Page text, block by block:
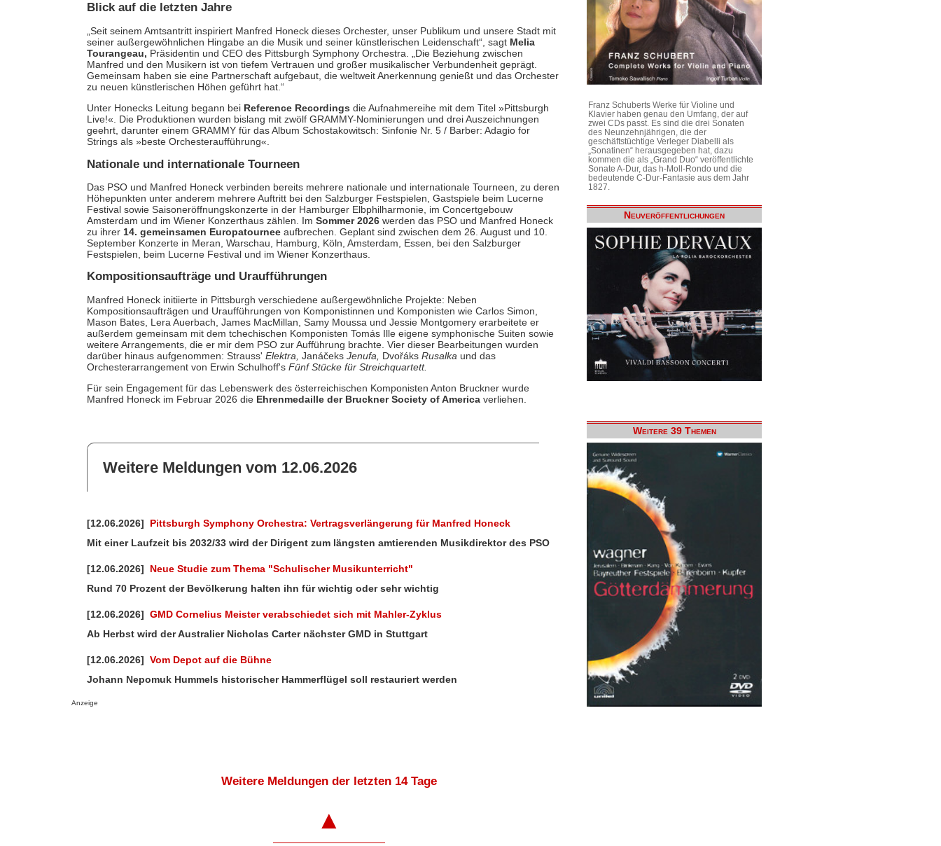
Blick auf die letzten Jahre
„Seit seinem Amtsantritt inspiriert Manfred Honeck dieses Orchester, unser Publikum und unsere Stadt mit
seiner außergewöhnlichen Hingabe an die Musik und seiner künstlerischen Leidenschaft“, sagt Melia
Tourangeau, Präsidentin und CEO des Pittsburgh Symphony Orchestra. „Die Beziehung zwischen
Manfred und den Musikern ist von tiefem Vertrauen und großer musikalischer Verbundenheit geprägt.
Gemeinsam haben sie eine Partnerschaft aufgebaut, die weltweit Anerkennung genießt und das Orchester
zu neuen künstlerischen Höhen geführt hat.“
Unter Honecks Leitung begann bei Reference Recordings die Aufnahmereihe mit dem Titel »Pittsburgh
Live!«. Die Produktionen wurden bislang mit zwölf GRAMMY-Nominierungen und drei Auszeichnungen
geehrt, darunter einem GRAMMY für das Album Schostakowitsch: Sinfonie Nr. 5 / Barber: Adagio for
Strings als »beste Orchesteraufführung«.
Nationale und internationale Tourneen
Das PSO und Manfred Honeck verbinden bereits mehrere nationale und internationale Tourneen, zu deren
Höhepunkten unter anderem mehrere Auftritt bei den Salzburger Festspielen, Gastspiele beim Lucerne
Festival sowie Saisoneröffnungskonzerte in der Hamburger Elbphilharmonie, im Concertgebouw
Amsterdam und im Wiener Konzerthaus zählen. Im Sommer 2026werden das PSO und Manfred Honeck
zu ihrer 14. gemeinsamen Europatourneeaufbrechen. Geplant sind zwischen dem 26. August und 10.
September Konzerte in Meran, Warschau, Hamburg, Köln, Amsterdam, Essen, bei den Salzburger
Festspielen, beim Lucerne Festival und im Wiener Konzerthaus.
Kompositionsaufträge und Uraufführungen
Manfred Honeck initiierte in Pittsburgh verschiedene außergewöhnliche Projekte: Neben
Kompositionsaufträgen und Uraufführungen von Komponistinnen und Komponisten wie Carlos Simon,
Mason Bates, Lera Auerbach, James MacMillan, Samy Moussa und Jessie Montgomery erarbeitete er
außerdem gemeinsam mit dem tchechischen Komponisten Tomás Ille eigene symphonische Suiten sowie
weitere Arrangements, die er mir dem PSO zur Aufführung brachte. Vier dieser Bearbeitungen wurden
darüber hinaus aufgenommen: Strauss' Elektra, Janáčeks Jenufa, Dvořáks Rusalka und das
Orchesterarrangement von Erwin Schulhoff's Fünf Stücke für Streichquartett.
Für sein Engagement für das Lebenswerk des österreichischen Komponisten Anton Bruckner wurde
Manfred Honeck im Februar 2026 die Ehrenmedaille der Bruckner Society of Americaverliehen.
Weitere Meldungen vom 12.06.2026
[12.06.2026]
Pittsburgh Symphony Orchestra: Vertragsverlängerung für Manfred Honeck
Mit einer Laufzeit bis 2032/33 wird der Dirigent zum längsten amtierenden Musikdirektor des PSO
[12.06.2026]
Neue Studie zum Thema "Schulischer Musikunterricht"
Rund 70 Prozent der Bevölkerung halten ihn für wichtig oder sehr wichtig
[12.06.2026] GMD Cornelius Meister verabschiedet sich mit Mahler-Zyklus
Ab Herbst wird der Australier Nicholas Carter nächster GMD in Stuttgart
[12.06.2026] Vom Depot auf die Bühne
Johann Nepomuk Hummels historischer Hammerflügel soll restauriert werden
Anzeige
Weitere Meldungen der letzten 14 Tage
▲
Franz Schuberts Werke für Violine und
Klavier haben genau den Umfang, der auf
zwei CDs passt. Es sind die drei Sonaten
des Neunzehnjährigen, die der
geschäftstüchtige Verleger Diabelli als
„Sonatinen“ herausgegeben hat, dazu
kommen die als „Grand Duo“ veröffentlichte
Sonate A-Dur, das h-Moll-Rondo und die
bedeutende C-Dur-Fantasie aus dem Jahr
1827.
Neuveröffentlichungen
Weitere 39 Themen